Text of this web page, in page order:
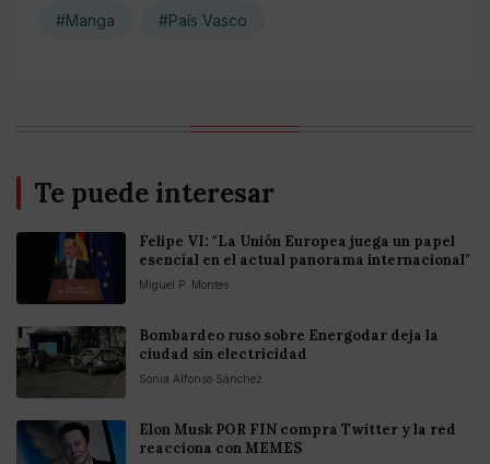
#Manga #País Vasco
Te puede interesar
Felipe VI: "La Unión Europea juega un papel
esencial en el actual panorama internacional"
Miguel P. Montes
Bombardeo ruso sobre Energodar deja la
ciudad sin electricidad
Sonia Alfonso Sánchez
Elon Musk POR FIN compra Twitter y la red
reacciona con MEMES